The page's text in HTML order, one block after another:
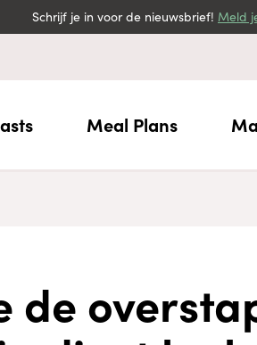
Schrijf je in voor de nieuwsbrief! Meld
Meal Plans
de